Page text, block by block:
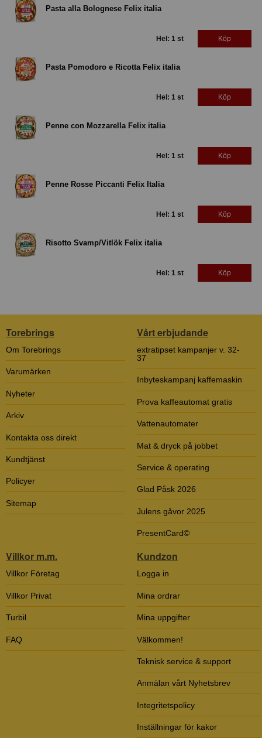
Pasta alla Bolognese Felix italia
Hel: 1 st Köp
Pasta Pomodoro e Ricotta Felix italia
Hel: 1 st Köp
Penne con Mozzarella Felix italia
Hel: 1 st Köp
Penne Rosse Piccanti Felix Italia
Hel: 1 st Köp
Risotto Svamp/Vitlök Felix italia
Hel: 1 st Köp
Torebrings
Om Torebrings
Varumärken
Nyheter
Arkiv
Kontakta oss direkt
Kundtjänst
Policyer
Sitemap
Vårt erbjudande
extratipset kampanjer v. 32-
37
Inbyteskampanj kaffemaskin
Prova kaffeautomat gratis
Vattenautomater
Mat & dryck på jobbet
Service & operating
Glad Påsk 2026
Julens gåvor 2025
PresentCard©
Villkor m.m.
Villkor Företag
Villkor Privat
Turbil
FAQ
Kundzon
Logga in
Mina ordrar
Mina uppgifter
Välkommen!
Teknisk service & support
Anmälan vårt Nyhetsbrev
Integritetspolicy
Inställningar för kakor